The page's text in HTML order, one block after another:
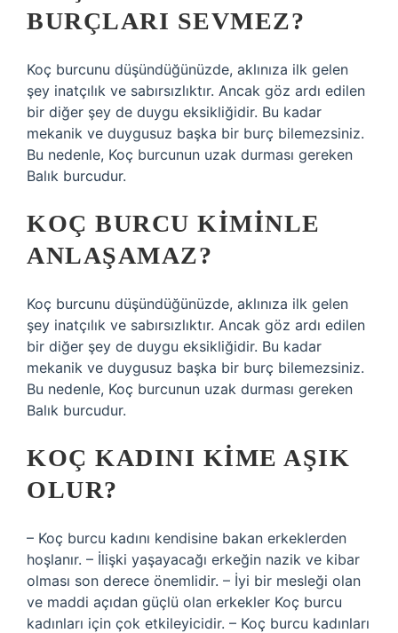
BURÇLARI SEVMEZ?
Koç burcunu düşündüğünüzde, aklınıza ilk gelen
şey inatçılık ve sabırsızlıktır. Ancak göz ardı edilen
bir diğer şey de duygu eksikliğidir. Bu kadar
mekanik ve duygusuz başka bir burç bilemezsiniz.
Bu nedenle, Koç burcunun uzak durması gereken
Balık burcudur.
KOÇ BURCU KIMINLE
ANLAŞAMAZ?
Koç burcunu düşündüğünüzde, aklınıza ilk gelen
şey inatçılık ve sabırsızlıktır. Ancak göz ardı edilen
bir diğer şey de duygu eksikliğidir. Bu kadar
mekanik ve duygusuz başka bir burç bilemezsiniz.
Bu nedenle, Koç burcunun uzak durması gereken
Balık burcudur.
KOÇ KADINI KIME AŞIK
OLUR?
– Koç burcu kadını kendisine bakan erkeklerden
hoşlanır. – İlişki yaşayacağı erkeğin nazik ve kibar
olması son derece önemlidir. – İyi bir mesleği olan
ve maddi açıdan güçlü olan erkekler Koç burcu
kadınları için çok etkileyicidir. – Koç burcu kadınları